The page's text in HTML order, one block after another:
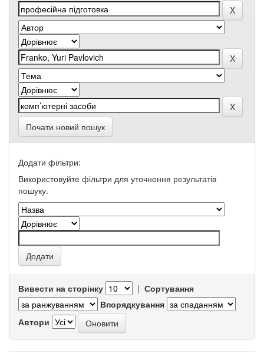
Почати новий пошук
Додати фільтри:
Використовуйте фільтри для уточнення результатів
пошуку.
Вивести на сторінку | Сортування
Впорядкування
Автори